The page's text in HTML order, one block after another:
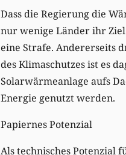
Dass die Regierung die
nur wenige Länder ihr
eine Strafe. Andererseits
des Klimaschutzes ist es
Solarwärmeanlage aufs
Energie genutzt werden.
Papiernes Potenzial
Als technisches Potenzial